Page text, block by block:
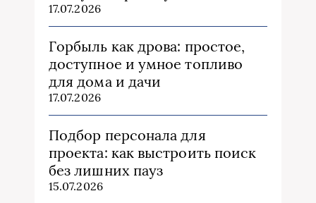
17.07.2026
Горбыль как дрова: простое,
доступное и умное топливо
для дома и дачи
17.07.2026
Подбор персонала для
проекта: как выстроить поиск
без лишних пауз
15.07.2026